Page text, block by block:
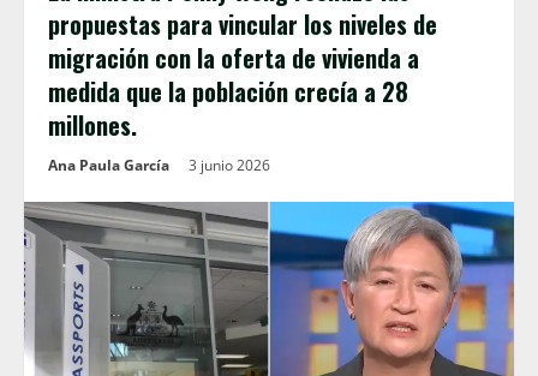
propuestas para vincular los niveles de
migración con la oferta de vivienda a
medida que la población crecía a 28
millones.
Ana Paula García 3 junio 2026